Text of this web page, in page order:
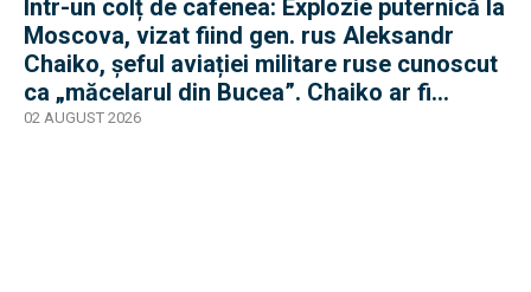
Într-un colț de cafenea: Explozie puternică la
Moscova, vizat fiind gen. rus Aleksandr
Chaiko, șeful aviației militare ruse cunoscut
ca „măcelarul din Bucea”. Chaiko ar fi
supraviețuit
02 AUGUST 2026